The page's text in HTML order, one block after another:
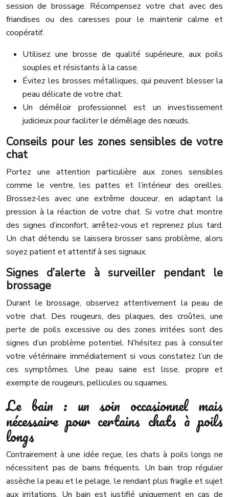
session de brossage. Récompensez votre chat avec des
friandises ou des caresses pour le maintenir calme et
coopératif.
Utilisez une brosse de qualité supérieure, aux poils
souples et résistants à la casse.
Évitez les brosses métalliques, qui peuvent blesser la
peau délicate de votre chat.
Un démêloir professionnel est un investissement
judicieux pour faciliter le démêlage des nœuds.
Conseils pour les zones sensibles de votre
chat
Portez une attention particulière aux zones sensibles
comme le ventre, les pattes et l’intérieur des oreilles.
Brossez-les avec une extrême douceur, en adaptant la
pression à la réaction de votre chat. Si votre chat montre
des signes d’inconfort, arrêtez-vous et reprenez plus tard.
Un chat détendu se laissera brosser sans problème, alors
soyez patient et attentif à ses signaux.
Signes d’alerte à surveiller pendant le
brossage
Durant le brossage, observez attentivement la peau de
votre chat. Des rougeurs, des plaques, des croûtes, une
perte de poils excessive ou des zones irritées sont des
signes d’un problème potentiel. N’hésitez pas à consulter
votre vétérinaire immédiatement si vous constatez l’un de
ces symptômes. Une peau saine est lisse, propre et
exempte de rougeurs, pellicules ou squames.
Le bain : un soin occasionnel mais
nécessaire pour certains chats à poils
longs
Contrairement à une idée reçue, les chats à poils longs ne
nécessitent pas de bains fréquents. Un bain trop régulier
assèche la peau et le pelage, le rendant plus fragile et sujet
aux irritations. Un bain est justifié uniquement en cas de